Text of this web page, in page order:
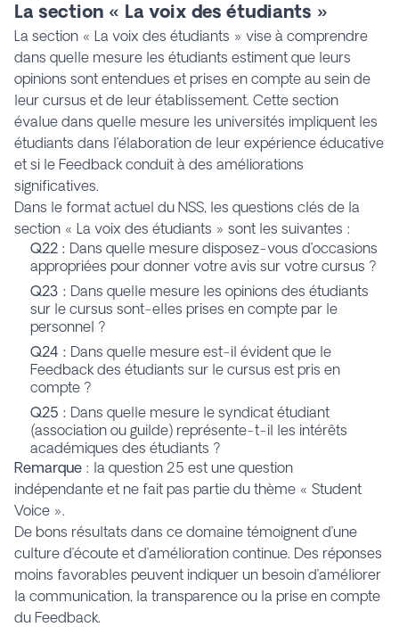
La section « La voix des étudiants »
La section « La voix des étudiants » vise à comprendre
dans quelle mesure les étudiants estiment que leurs
opinions sont entendues et prises en compte au sein de
leur cursus et de leur établissement. Cette section
évalue dans quelle mesure les universités impliquent les
étudiants dans l’élaboration de leur expérience éducative
et si le Feedback conduit à des améliorations
significatives.
Dans le format actuel du NSS, les questions clés de la
section « La voix des étudiants » sont les suivantes :
Q22 : Dans quelle mesure disposez-vous d’occasions
appropriées pour donner votre avis sur votre cursus ?
Q23 : Dans quelle mesure les opinions des étudiants
sur le cursus sont-elles prises en compte par le
personnel ?
Q24 : Dans quelle mesure est-il évident que le
Feedback des étudiants sur le cursus est pris en
compte ?
Q25 : Dans quelle mesure le syndicat étudiant
(association ou guilde) représente-t-il les intérêts
académiques des étudiants ?
Remarque : la question 25 est une question
indépendante et ne fait pas partie du thème « Student
Voice ».
De bons résultats dans ce domaine témoignent d’une
culture d’écoute et d’amélioration continue. Des réponses
moins favorables peuvent indiquer un besoin d’améliorer
la communication, la transparence ou la prise en compte
du Feedback.